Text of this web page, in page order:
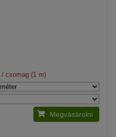
/ csomag (1 m)
Megvásárolni